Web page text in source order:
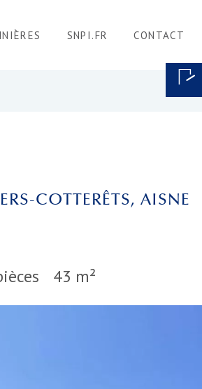
SNPI.FR CONTACT
COTTERÊTS, AISNE
43 m²